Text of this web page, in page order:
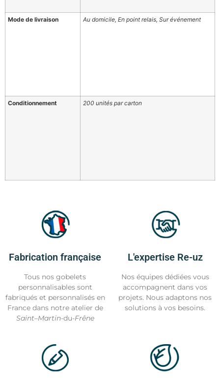
Mode de livraison Au domicile, En point relais, Sur événement
Conditionnement 200 unités par carton
Fabrication française
Tous nos gobelets
personnalisables sont
fabriqués et personnalisés en
France dans notre atelier de
Saint–Martin-du-Frêne
L'expertise Re-uz
Nos équipes dédiées vous
accompagnent dans vos
projets. Nous adaptons nos
solutions à vos besoins.